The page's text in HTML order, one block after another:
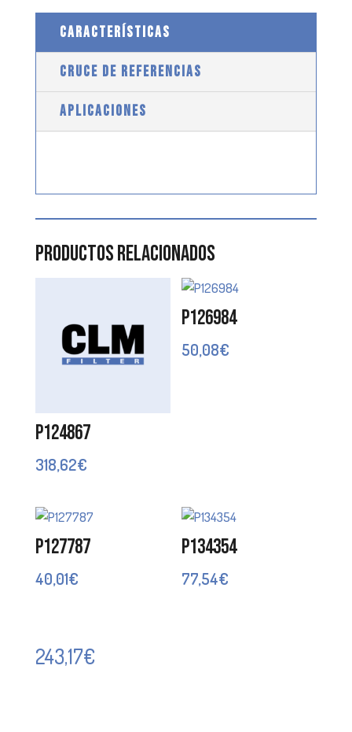
CARACTERÍSTICAS
CRUCE DE REFERENCIAS
APLICACIONES
Productos relacionados
P124867
318,62€
P126984
50,08€
P127787
40,01€
P134354
77,54€
243,17€